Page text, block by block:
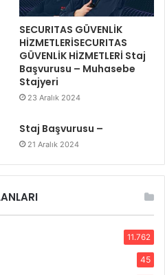
SECURITAS GÜVENLİK
HİZMETLERİSECURITAS
GÜVENLİK HİZMETLERİ Staj
Başvurusu – Muhasebe
Stajyeri
23 Aralık 2024
Staj Başvurusu –
21 Aralık 2024
11.762
45